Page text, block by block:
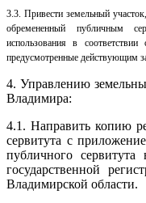
3.3. Привести земельный
обремененный публичным
использования в
предусмотренные действующим
4. Управлению
Владимира:
4.1. Направить копию
сервитута c
публичного
государственной
Владимирской области.